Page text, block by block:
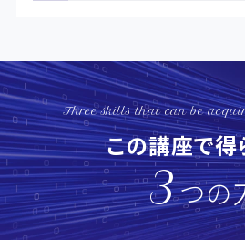
Three skills that can be
この講座で得
3つの